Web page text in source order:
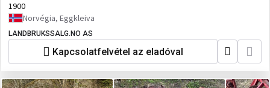
1900
Norvégia, Eggkleiva
LANDBRUKSSALG.NO AS
Kapcsolatfelvétel az eladóval